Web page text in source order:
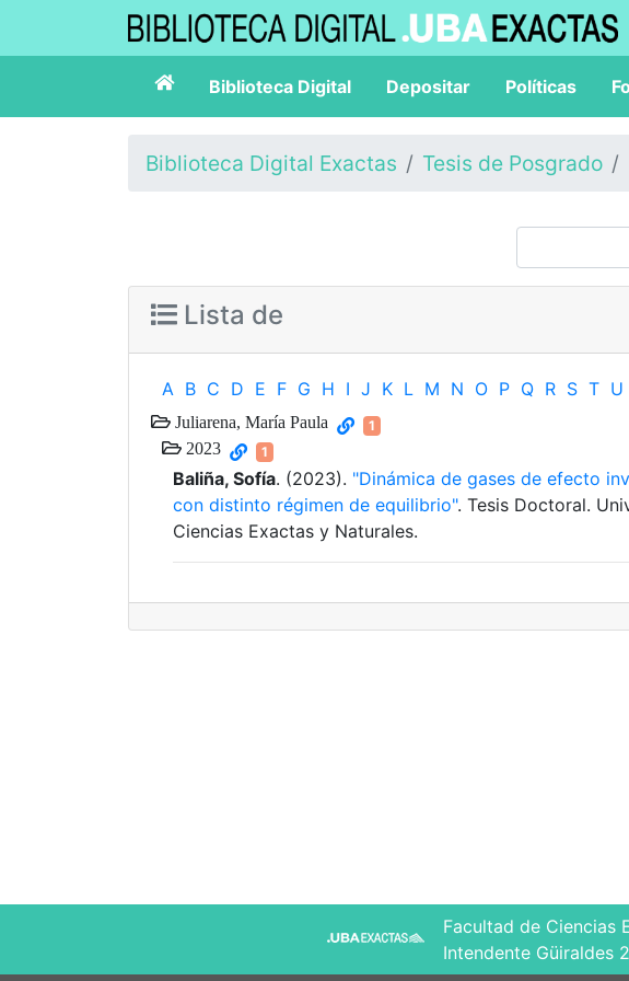
Biblioteca Digital Depositar Políticas
Biblioteca Digital Exactas Tesis de Posgrado
Lista de
A B C D E F G H I J K L M N O P Q R S T U
Juliarena, María Paula 1
2023 1
Baliña, Sofía. (2023). "Dinámica de gases de efecto
con distinto régimen de equilibrio". Tesis Doctoral.
Ciencias Exactas y Naturales.
Facultad de Ciencias
Intendente Güiraldes